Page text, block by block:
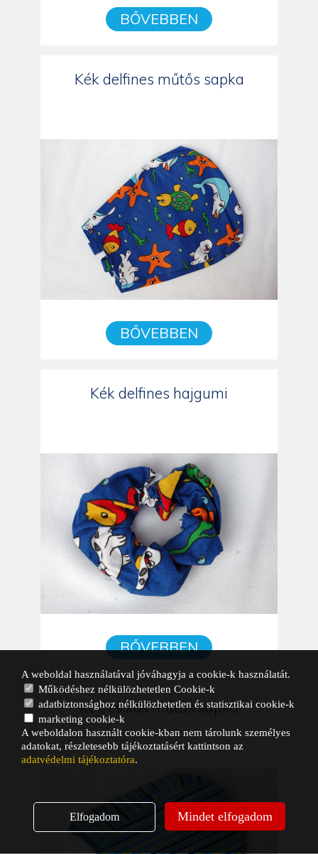
BŐVEBBEN
Kék delfines műtős sapka
BŐVEBBEN
Kék delfines hajgumi
BŐVEBBEN
Kék csíkos műtős sapka
A weboldal használatával jóváhagyja a cookie-k használatát.
Működéshez nélkülözhetetlen Cookie-k
adatbiztonsághoz nélkülözhetetlen és statisztikai cookie-k
marketing cookie-k
A weboldalon használt cookie-kban nem tárolunk személyes
adatokat, részletesebb tájékoztatásért kattintson az
adatvédelmi tájékoztatóra.
Elfogadom Mindet elfogadom